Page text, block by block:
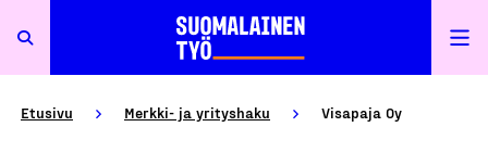
Etusivu Merkki- ja yrityshaku Visapaja Oy